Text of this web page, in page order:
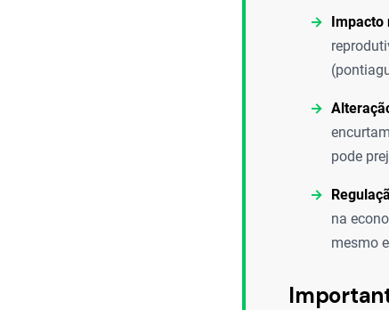
Impacto
pode
na
mesmo